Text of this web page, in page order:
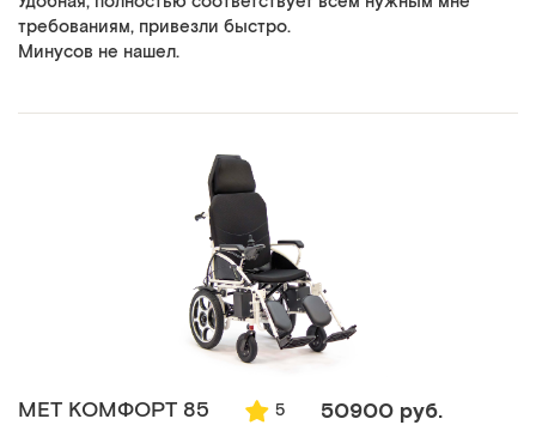
требованиям, привезли быстро.
Минусов не нашел.
MET КОМФОРТ 85 5 50900 руб.